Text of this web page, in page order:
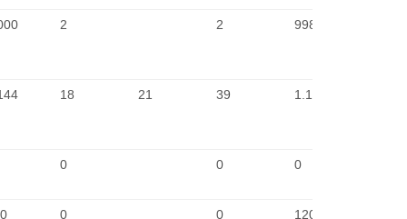
2 2 998
18 21 39 1.105
0 0 0
0 0 120